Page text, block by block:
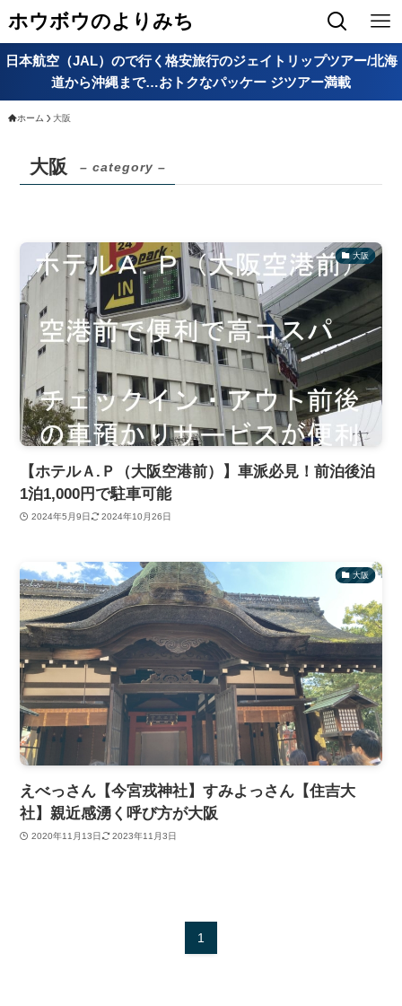
ホウボウのよりみち
日本航空（JAL）ので行く格安旅行のジェイトリップツアー/北海
道から沖縄まで…おトクなパッケー ジツアー満載
ホーム 大阪
大阪 – category –
大阪
【ホテルＡ.Ｐ（大阪空港前）】車派必見！前泊後泊
1泊1,000円で駐車可能
2024年5月9日 2024年10月26日
大阪
えべっさん【今宮戎神社】すみよっさん【住吉大
社】親近感湧く呼び方が大阪
2020年11月13日 2023年11月3日
1